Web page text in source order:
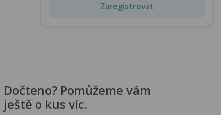
Zaregistrovat
Dočteno? Pomůžeme vám
ještě o kus víc.